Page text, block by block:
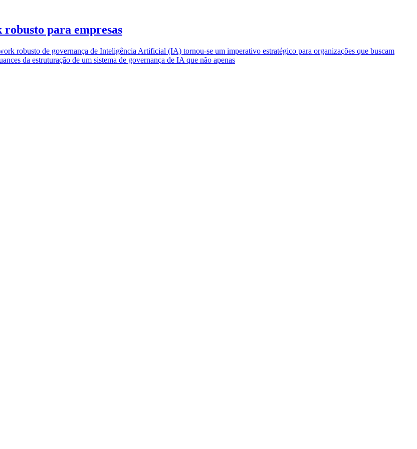
para empresas
robusto de governança de Inteligência Artificial (IA) tornou-se um imperativo estratégico para organizações que buscam
da estruturação de um sistema de governança de IA que não apenas